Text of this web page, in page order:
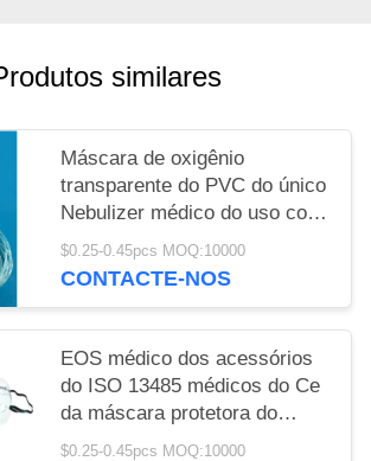
similares
Máscara de oxigênio
transparente do PVC do único
Nebulizer médico do uso com
tubulação
$0.25-0.45pcs MOQ:10000
CONTACTE-NOS
EOS médico dos acessórios
do ISO 13485 médicos do Ce
da máscara protetora do
Nebulizer
$0.25-0.45pcs MOQ:10000